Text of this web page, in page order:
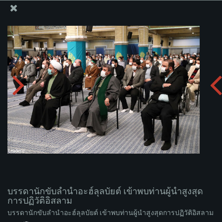
บรรดานักขับลำนำอะฮ์ลุลบัยต์ เข้าพบท่านผู้นำสูงสุดการ
ปฏิวัติอิสลาม
อัพโหลดอัลบั่ม:
บรรดานักขับลำนำอะฮ์ลุลบัยต์ เข้าพบท่านผู้นำสูงสุด
การปฏิวัติอิสลาม
บรรดานักขับลำนำอะฮ์ลุลบัยต์ เข้าพบท่านผู้นำสูงสุดการปฏิวัติอิสลาม